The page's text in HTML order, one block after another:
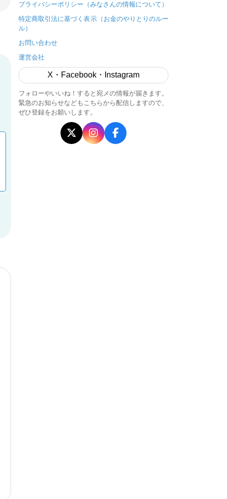
プライバシーポリシー（みなさんの情報について）
特定商取引法に基づく表示（お金のやりとりのルー
ル）
お問い合わせ
運営会社
X・Facebook・Instagram
フォローやいいね！すると宛メの情報が届きます。
緊急のお知らせなどもこちらから配信しますので、
ぜひ登録をお願いします。